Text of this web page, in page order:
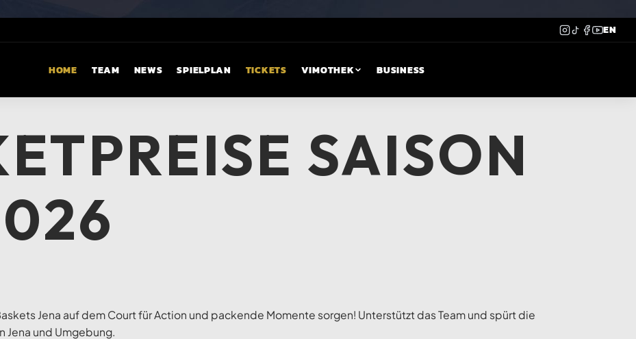
EN
HOME TEAM NEWS SPIELPLAN TICKETS VIMOTHEK BUSINESS
SAISON
Jena auf dem Court für Action und packende Momente sorgen! Unterstützt das Team und spürt die
Jena und Umgebung.